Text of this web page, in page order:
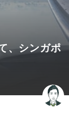
、シンガポ